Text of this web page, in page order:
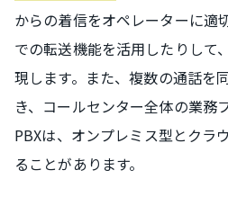
からの着信をオペレーターに適
での転送機能を活用したりして
現します。また、複数の通話を
き、コールセンター全体の業務
PBXは、オンプレミス型とクラ
ることがあります。